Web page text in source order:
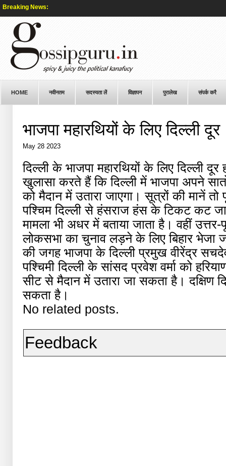
Breaking News:
HOME नवीनतम सदस्यता लें विज्ञापन पुरालेख संपर्क करै
भाजपा महारथियों के लिए दिल्ली दूर
May 28 2023
दिल्ली के भाजपा महारथियों के लिए दिल्ली
खुलासा करते हैं कि दिल्ली में भाजपा अपने
को मैदान में उतारा जाएगा। सूत्रों की मानें तो
पश्चिम दिल्ली से हंसराज हंस के टिकट कट
मामला भी अधर में बताया जाता है। वहीं उत्तर-
लोकसभा का चुनाव लड़ने के लिए बिहार भेजा
की जगह भाजपा के दिल्ली प्रमुख वीरेंद्र
पश्चिमी दिल्ली के सांसद प्रवेश वर्मा को
सीट से मैदान में उतारा जा सकता है। दक्षिण
सकता है।
No related posts.
Feedback